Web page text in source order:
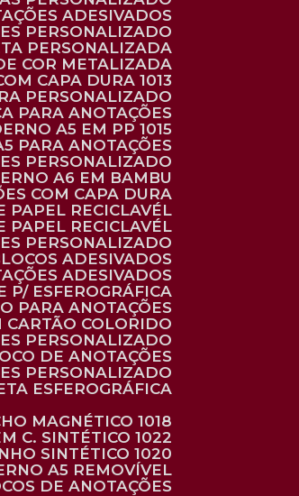
ADESIVADOS
PERSONALIZADO
PERSONALIZADA
COR METALIZADA
CAPA DURA 1013
PERSONALIZADO
PARA ANOTAÇÕES
A5 EM PP 1015
PARA ANOTAÇÕES
PERSONALIZADO
A6 EM BAMBU
COM CAPA DURA
PAPEL RECICLAVÉL
PAPEL RECICLAVÉL
PERSONALIZADO
ADESIVADOS
ADESIVADOS
P/ ESFEROGRÁFICA
PARA ANOTAÇÕES
CARTÃO COLORIDO
PERSONALIZADO
DE ANOTAÇÕES
PERSONALIZADO
ESFEROGRÁFICA
MAGNÉTICO 1018
C. SINTÉTICO 1022
SINTÉTICO 1020
A5 REMOVÍVEL
DE ANOTAÇÕES